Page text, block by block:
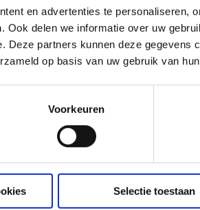
en advertenties te personaliseren,
Ook delen we informatie over uw
Deze partners kunnen deze gegevens
op basis van uw gebruik van
Voorkeuren
Selectie toestaan
Krijg ik betaald als reisleider?
Reisleider is een vrijwillige functie
verzekerd via ons en krijg je een
Kan ik zelf mijn reizen uitkiezen?
Je kunt je voorkeur opgeven en
Zit er een leeftijdsgrens aan